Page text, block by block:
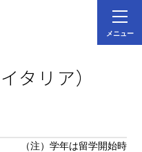
メニュー
タリア）
（注）学年は留学開始時